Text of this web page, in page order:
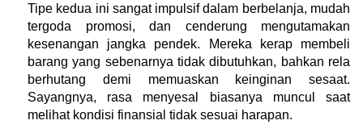
Tipe kedua ini sangat impulsif dalam berbelanja, mudah
tergoda promosi, dan cenderung mengutamakan
kesenangan jangka pendek. Mereka kerap membeli
barang yang sebenarnya tidak dibutuhkan, bahkan rela
berhutang demi memuaskan keinginan sesaat.
Sayangnya, rasa menyesal biasanya muncul saat
melihat kondisi finansial tidak sesuai harapan.